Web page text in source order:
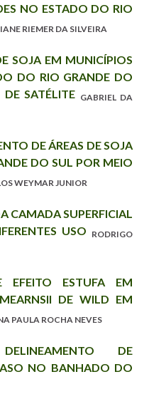
NO ESTADO DO RIO
RIEMER DA SILVEIRA
SOJA EM MUNICÍPIOS
DO RIO GRANDE DO
SATÉLITE GABRIEL DA
DE ÁREAS DE SOJA
DO SUL POR MEIO
WEYMAR JUNIOR
CAMADA SUPERFICIAL
USO RODRIGO
EFEITO ESTUFA EM
DE WILD EM
PAULA ROCHA NEVES
DE
NO BANHADO DO